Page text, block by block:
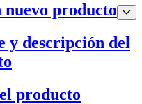
producto
y descripción del
producto